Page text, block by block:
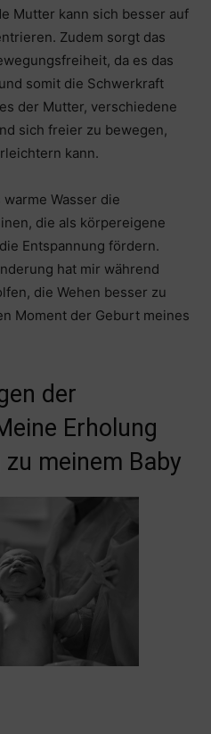
Mutter kann sich besser auf
Zudem sorgt das
da es das
somit die Schwerkraft
der Mutter, verschiedene
sich freier zu bewegen,
kann.
Wasser die
die als körpereigene
Entspannung fördern.
hat mir während
die Wehen besser zu
Moment der Geburt meines
der
Erholung
meinem Baby